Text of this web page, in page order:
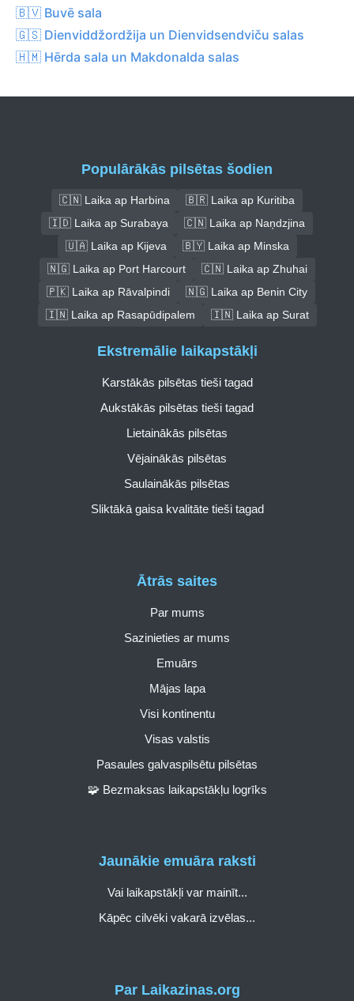
🇧🇻 Buvē sala
🇬🇸 Dienviddžordžija un Dienvidsendviču salas
🇭🇲 Hērda sala un Makdonalda salas
Populārākās pilsētas šodien
🇨🇳 Laika ap Harbina
🇧🇷 Laika ap Kuritiba
🇮🇩 Laika ap Surabaya
🇨🇳 Laika ap Naņdzjina
🇺🇦 Laika ap Kijeva
🇧🇾 Laika ap Minska
🇳🇬 Laika ap Port Harcourt
🇨🇳 Laika ap Zhuhai
🇵🇰 Laika ap Rāvalpindi
🇳🇬 Laika ap Benin City
🇮🇳 Laika ap Rasapūdipalem
🇮🇳 Laika ap Surat
Par Laikazinas.org
Ātrās saites
Par mums
Sazinieties ar mums
Emuārs
Mājas lapa
Visi kontinentu
Visas valstis
Pasaules galvaspilsētu pilsētas
🧩 Bezmaksas laikapstākļu logrīks
Ekstremālie laikapstākļi
Karstākās pilsētas tieši tagad
Aukstākās pilsētas tieši tagad
Lietainākās pilsētas
Vējainākās pilsētas
Saulainākās pilsētas
Sliktākā gaisa kvalitāte tieši tagad
Jaunākie emuāra raksti
Vai laikapstākļi var mainīt...
Kāpēc cilvēki vakarā izvēlas...